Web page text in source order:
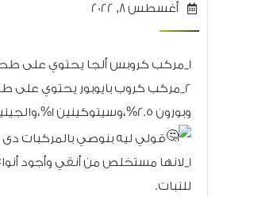
أغسطس 8, 2022
1_مركب كروبس ألجا يحتوي على طحالب بحرية 100%وبوتاسيوم 18%يستخدم رشا بتركيز50جرام / 100لترماء
2_مركب كروب بايوبور يحتوي على طحالب بحرية 30%
وبورون 2.5%،وسيتوكينين 1%،والجينيك أسيد 1.8% يستخدم رشا بتركيز من 150: 100سم/ 100لترماء
قولي ليه بنوصي بالمركبات دى
للنبات.